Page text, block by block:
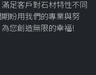
足客戶對石材特性不同
盼用我們的專業與努
您創造無限的幸福!